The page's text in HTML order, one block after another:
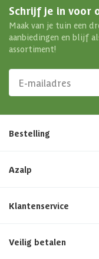
Schrijf je in voor
Maak van je tuin een
aanbiedingen en blijf
assortiment!
Bestelling
Azalp
Klantenservice
Veilig betalen